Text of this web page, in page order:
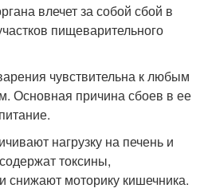
влечет за собой сбой в
пищеварительного
чувствительна к любым
Основная причина сбоев в ее
нагрузку на печень и
токсины,
снижают моторику кишечника.